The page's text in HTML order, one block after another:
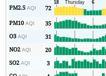
PM2.5AQI 72
PM10AQI 35
O3AQI 31
NO2AQI 20
SO2AQI 3